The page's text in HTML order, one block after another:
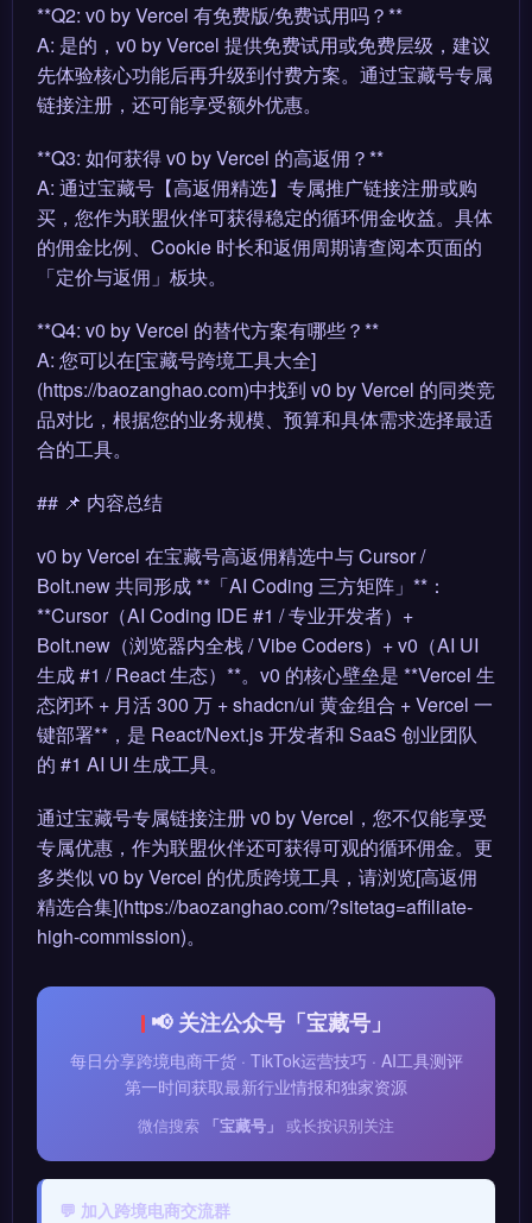
**Q2: v0 by Vercel 有免费版/免费试用吗？**
A: 是的，v0 by Vercel 提供免费试用或免费层级，建议
先体验核心功能后再升级到付费方案。通过宝藏号专属
链接注册，还可能享受额外优惠。
**Q3: 如何获得 v0 by Vercel 的高返佣？**
A: 通过宝藏号【高返佣精选】专属推广链接注册或购
买，您作为联盟伙伴可获得稳定的循环佣金收益。具体
的佣金比例、Cookie 时长和返佣周期请查阅本页面的
「定价与返佣」板块。
**Q4: v0 by Vercel 的替代方案有哪些？**
A: 您可以在[宝藏号跨境工具大全]
(https://baozanghao.com)中找到 v0 by Vercel 的同类竞
品对比，根据您的业务规模、预算和具体需求选择最适
合的工具。
## 📌 内容总结
v0 by Vercel 在宝藏号高返佣精选中与 Cursor /
Bolt.new 共同形成 **「AI Coding 三方矩阵」**：
**Cursor（AI Coding IDE #1 / 专业开发者）+
Bolt.new（浏览器内全栈 / Vibe Coders）+ v0（AI UI
生成 #1 / React 生态）**。v0 的核心壁垒是 **Vercel 生
态闭环 + 月活 300 万 + shadcn/ui 黄金组合 + Vercel 一
键部署**，是 React/Next.js 开发者和 SaaS 创业团队
的 #1 AI UI 生成工具。
通过宝藏号专属链接注册 v0 by Vercel，您不仅能享受
专属优惠，作为联盟伙伴还可获得可观的循环佣金。更
多类似 v0 by Vercel 的优质跨境工具，请浏览[高返佣
精选合集](https://baozanghao.com/?sitetag=affiliate-
high-commission)。
📢 关注公众号「宝藏号」
每日分享跨境电商干货 · TikTok运营技巧 · AI工具测评
第一时间获取最新行业情报和独家资源
微信搜索 「宝藏号」 或长按识别关注
💬 加入跨境电商交流群